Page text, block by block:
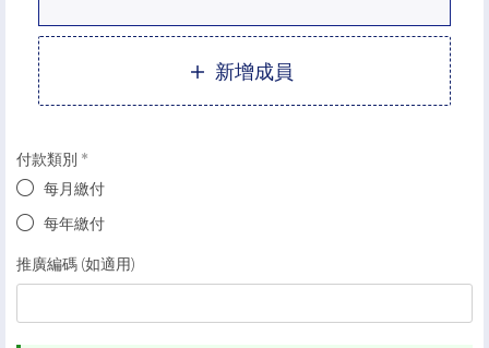
新增成員
付款類別
每月繳付
每年繳付
推廣編碼 (如適用)